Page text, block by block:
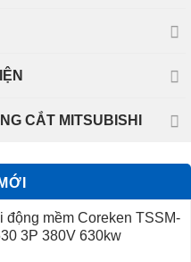
CẮT MITSUBISHI
động mềm Coreken TSSM-
3P 380V 630kw